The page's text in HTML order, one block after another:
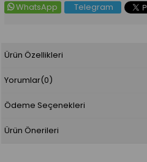
WhatsApp Telegram
Ürün Özellikleri
Yorumlar(0)
Ödeme Seçenekleri
Ürün Önerileri